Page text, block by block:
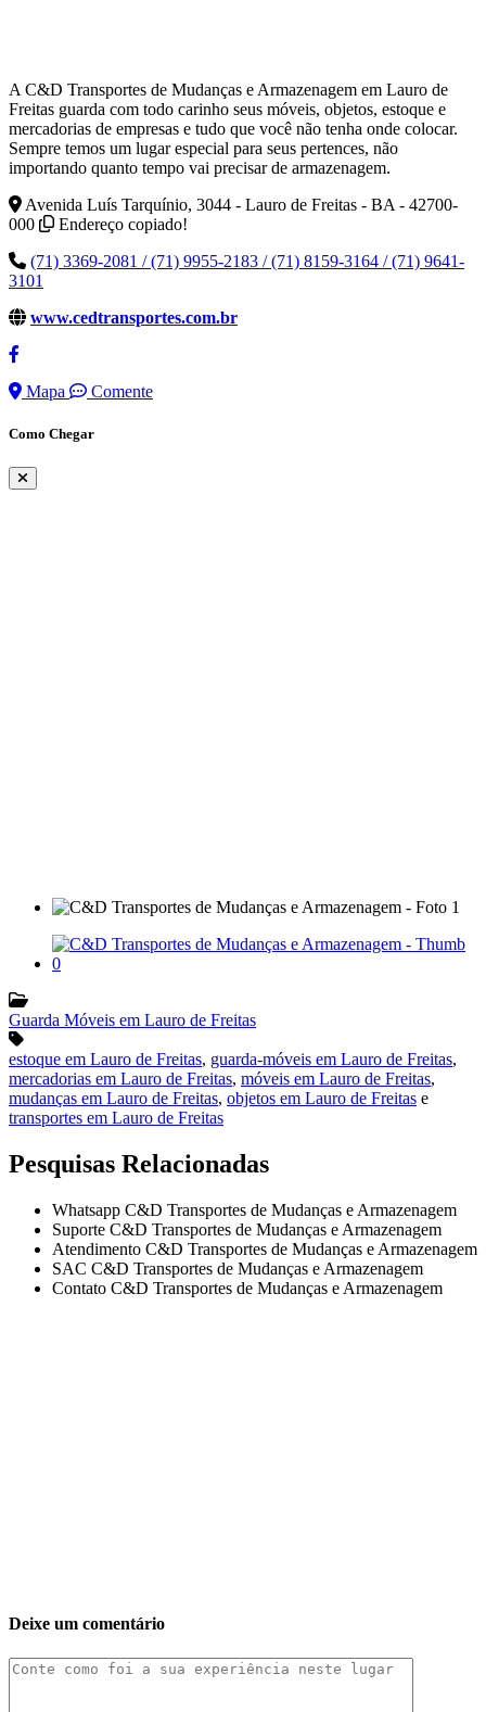
A C&D Transportes de Mudanças e Armazenagem em Lauro de
Freitas guarda com todo carinho seus móveis, objetos, estoque e
mercadorias de empresas e tudo que você não tenha onde colocar.
Sempre temos um lugar especial para seus pertences, não
importando quanto tempo vai precisar de armazenagem.
Avenida Luís Tarquínio, 3044 - Lauro de Freitas - BA - 42700-
000
Endereço copiado!
(71) 3369-2081 / (71) 9955-2183 / (71) 8159-3164 / (71) 9641-
3101
www.cedtransportes.com.br
Mapa Comente
Como Chegar
Guarda Móveis em Lauro de Freitas
estoque em Lauro de Freitas, guarda-móveis em Lauro de Freitas,
mercadorias em Lauro de Freitas, móveis em Lauro de Freitas,
mudanças em Lauro de Freitas, objetos em Lauro de Freitas e
transportes em Lauro de Freitas
Pesquisas Relacionadas
Whatsapp C&D Transportes de Mudanças e Armazenagem
Suporte C&D Transportes de Mudanças e Armazenagem
Atendimento C&D Transportes de Mudanças e Armazenagem
SAC C&D Transportes de Mudanças e Armazenagem
Contato C&D Transportes de Mudanças e Armazenagem
Deixe um comentário